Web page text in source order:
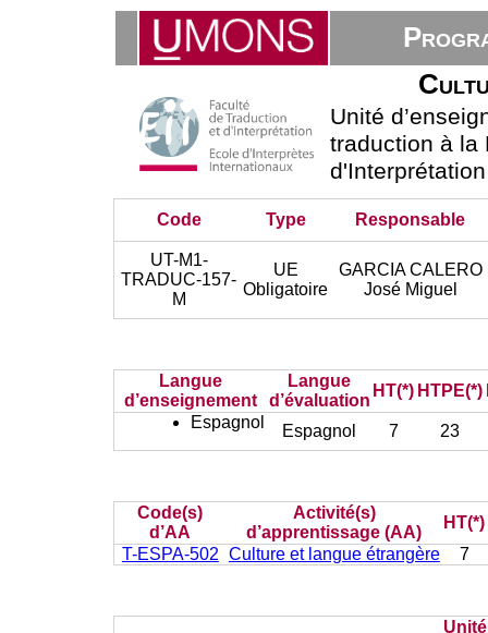
Unité
traduction à la
Code Type Responsable
UT-M1-
TRADUC-157-
M
UE
Obligatoire
GARCIA CALERO
José Miguel
Langue
d’enseignement
Langue
d’évaluation
HT(*) HTPE(*)
Espagnol
Espagnol 7 23
Code(s)
d’AA
Activité(s)
d’apprentissage (AA)
HT(*)
T-ESPA-502 Culture et langue étrangère 7